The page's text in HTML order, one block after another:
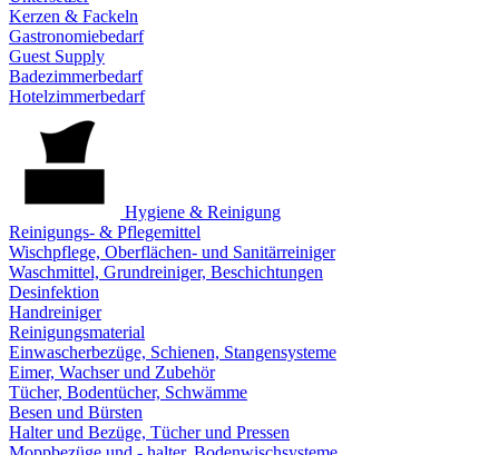
Kerzen & Fackeln
Gastronomiebedarf
Guest Supply
Badezimmerbedarf
Hotelzimmerbedarf
Hygiene & Reinigung
Reinigungs- & Pflegemittel
Wischpflege, Oberflächen- und Sanitärreiniger
Waschmittel, Grundreiniger, Beschichtungen
Desinfektion
Handreiniger
Reinigungsmaterial
Einwascherbezüge, Schienen, Stangensysteme
Eimer, Wachser und Zubehör
Tücher, Bodentücher, Schwämme
Besen und Bürsten
Halter und Bezüge, Tücher und Pressen